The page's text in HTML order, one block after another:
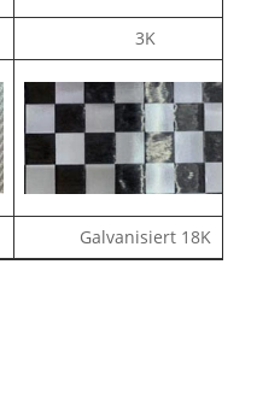
3K
Galvanisiert 18K